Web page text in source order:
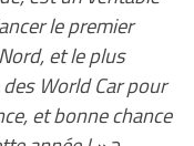
le premier
et le plus
World Car pour
et bonne chance